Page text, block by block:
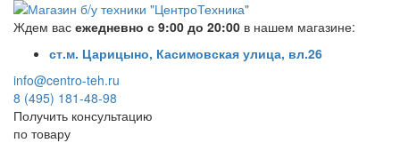
Ждем вас ежедневно с 9:00 до 20:00 в нашем магазине:
ст.м. Царицыно, Касимовская улица, вл.26
info@centro-teh.ru
8 (495) 181-48-98
Получить консультацию
по товару